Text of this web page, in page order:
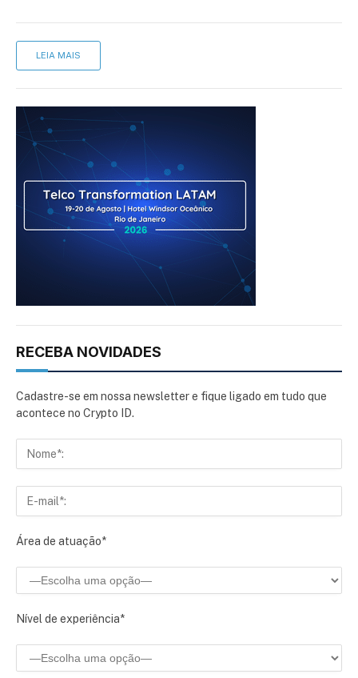
LEIA MAIS
RECEBA NOVIDADES
Cadastre-se em nossa newsletter e fique ligado em tudo que
acontece no Crypto ID.
Área de atuação*
Nível de experiência*